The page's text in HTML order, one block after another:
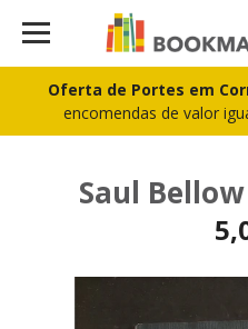
Oferta de Portes em
encomendas de valor
Saul